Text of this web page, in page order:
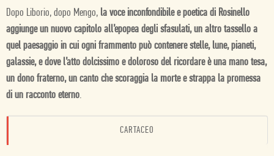
Dopo Liborio, dopo Mengo, la voce inconfondibile e poetica di Rosinello
aggiunge un nuovo capitolo all’epopea degli sfasulati, un altro tassello a
quel paesaggio in cui ogni frammento può contenere stelle, lune, pianeti,
galassie, e dove l’atto dolcissimo e doloroso del ricordare è una mano tesa,
un dono fraterno, un canto che scoraggia la morte e strappa la promessa
di un racconto eterno.
CARTACEO